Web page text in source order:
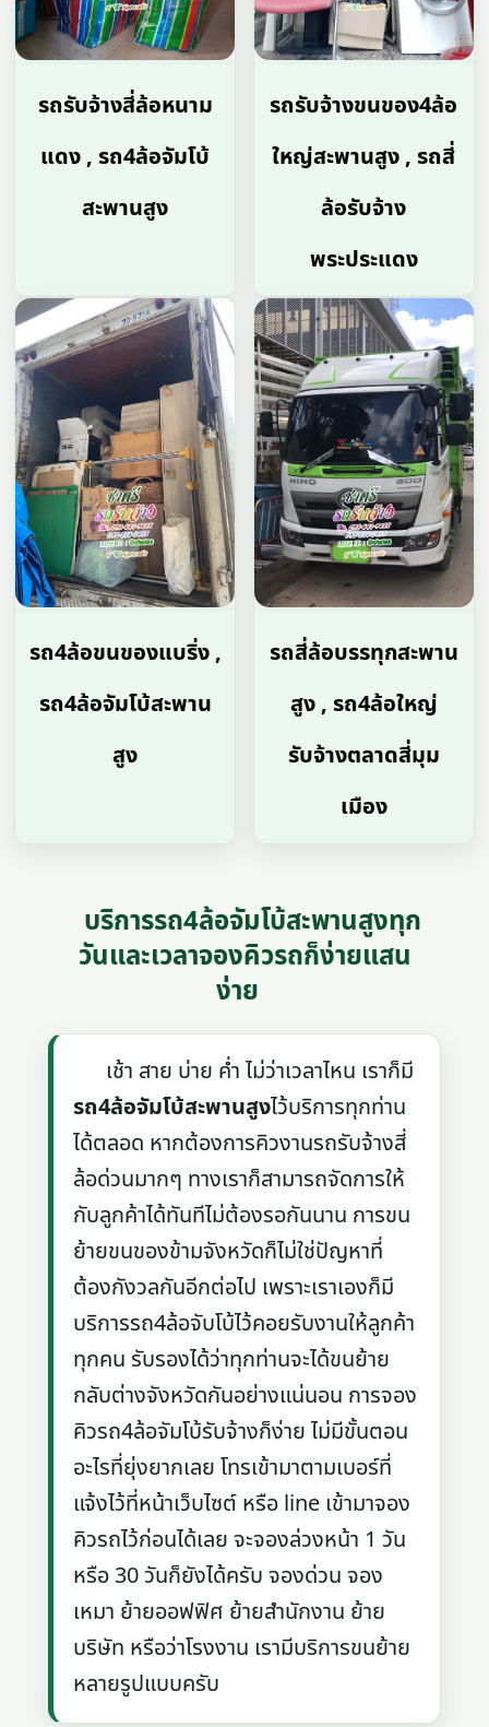
รถรับจ้างสี่ล้อหนาม
แดง , รถ4ล้อจัมโบ้
สะพานสูง
รถรับจ้างขนของ4ล้อ
ใหญ่สะพานสูง , รถสี่
ล้อรับจ้าง
พระประแดง
รถ4ล้อขนของแบริ่ง ,
รถ4ล้อจัมโบ้สะพาน
สูง
รถสี่ล้อบรรทุกสะพาน
สูง , รถ4ล้อใหญ่
รับจ้างตลาดสี่มุม
เมือง
บริการรถ4ล้อจัมโบ้สะพานสูงทุก
วันและเวลาจองคิวรถก็ง่ายแสน
ง่าย
เช้า สาย บ่าย ค่ำ ไม่ว่าเวลาไหน เราก็มี
รถ4ล้อจัมโบ้สะพานสูงไว้บริการทุกท่าน
ได้ตลอด หากต้องการคิวงานรถรับจ้างสี่
ล้อด่วนมากๆ ทางเราก็สามารถจัดการให้
กับลูกค้าได้ทันทีไม่ต้องรอกันนาน การขน
ย้ายขนของข้ามจังหวัดก็ไม่ใช่ปัญหาที่
ต้องกังวลกันอีกต่อไป เพราะเราเองก็มี
บริการรถ4ล้อจับโบ้ไว้คอยรับงานให้ลูกค้า
ทุกคน รับรองได้ว่าทุกท่านจะได้ขนย้าย
กลับต่างจังหวัดกันอย่างแน่นอน การจอง
คิวรถ4ล้อจัมโบ้รับจ้างก็ง่าย ไม่มีขั้นตอน
อะไรที่ยุ่งยากเลย โทรเข้ามาตามเบอร์ที่
แจ้งไว้ที่หน้าเว็บไซต์ หรือ line เข้ามาจอง
คิวรถไว้ก่อนได้เลย จะจองล่วงหน้า 1 วัน
หรือ 30 วันก็ยังได้ครับ จองด่วน จอง
เหมา ย้ายออฟฟิศ ย้ายสำนักงาน ย้าย
บริษัท หรือว่าโรงงาน เรามีบริการขนย้าย
หลายรูปแบบครับ